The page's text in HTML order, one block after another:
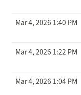
Mar 4, 2026 1:40 PM
Mar 4, 2026 1:22 PM
Mar 4, 2026 1:04 PM